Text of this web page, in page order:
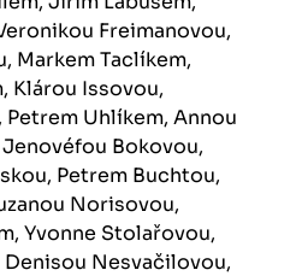
Freimanovou,
Markem Taclíkem,
Klárou Issovou,
Petrem Uhlíkem, Annou
Bokovou,
Petrem Buchtou,
Norisovou,
Yvonne Stolařovou,
Nesvačilovou,